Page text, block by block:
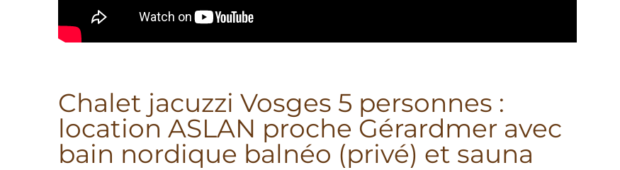
Chalet jacuzzi Vosges 5 personnes :
location ASLAN proche Gérardmer avec
bain nordique balnéo (privé) et sauna